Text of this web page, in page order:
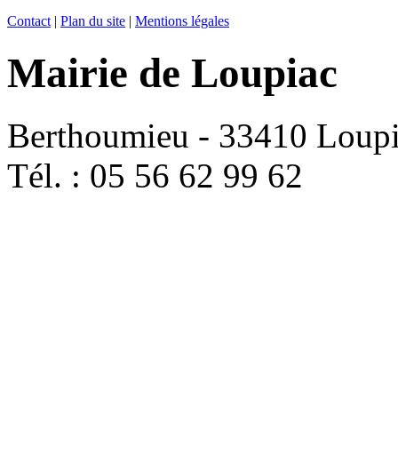
Contact | Plan du site | Mentions légales
Mairie de Loupiac
Berthoumieu - 33410
Tél. : 05 56 62 99 62